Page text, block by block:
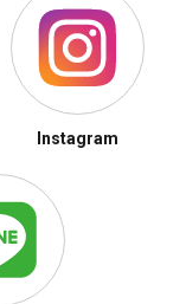
Instagram